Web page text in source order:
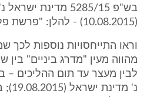
(10.08.2015) - להלן: "פרשת פלוני";
וראו התייחסויות נוספות לכך
מהווה מעין "מדרג ביניים"